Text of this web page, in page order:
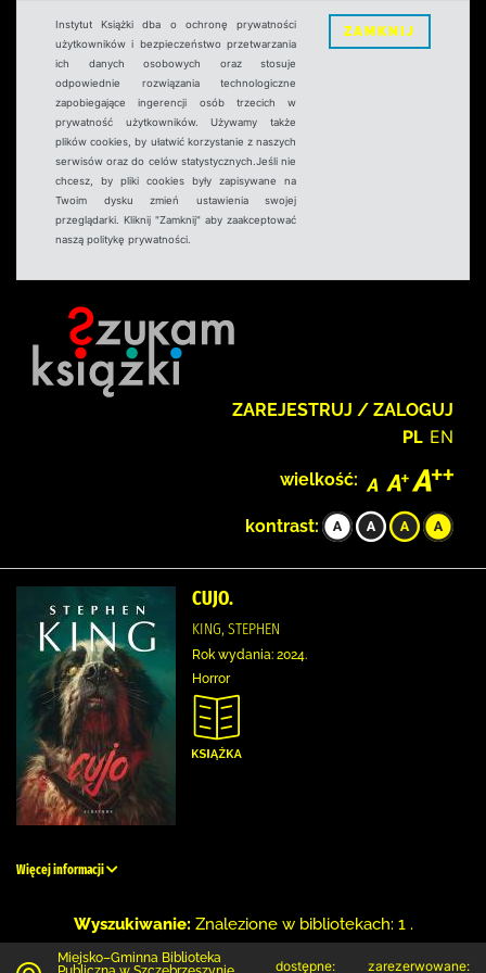
Instytut Książki dba o ochronę prywatności
użytkowników i bezpieczeństwo przetwarzania
ich danych osobowych oraz stosuje
odpowiednie rozwiązania technologiczne
zapobiegające ingerencji osób trzecich w
prywatność użytkowników. Używamy także
plików cookies, by ułatwić korzystanie z naszych
serwisów oraz do celów statystycznych.Jeśli nie
chcesz, by pliki cookies były zapisywane na
Twoim dysku zmień ustawienia swojej
przeglądarki. Kliknij "Zamknij" aby zaakceptować
naszą politykę prywatności.
ZAMKNIJ
ZAREJESTRUJ / ZALOGUJ
PL EN
wielkość:
kontrast:
CUJO.
KING, STEPHEN
Rok wydania: 2024.
Horror
Więcej informacji
Wyszukiwanie: Znalezione w bibliotekach: 1 .
Miejsko–Gminna Biblioteka
dostępne: zarezerwowane: